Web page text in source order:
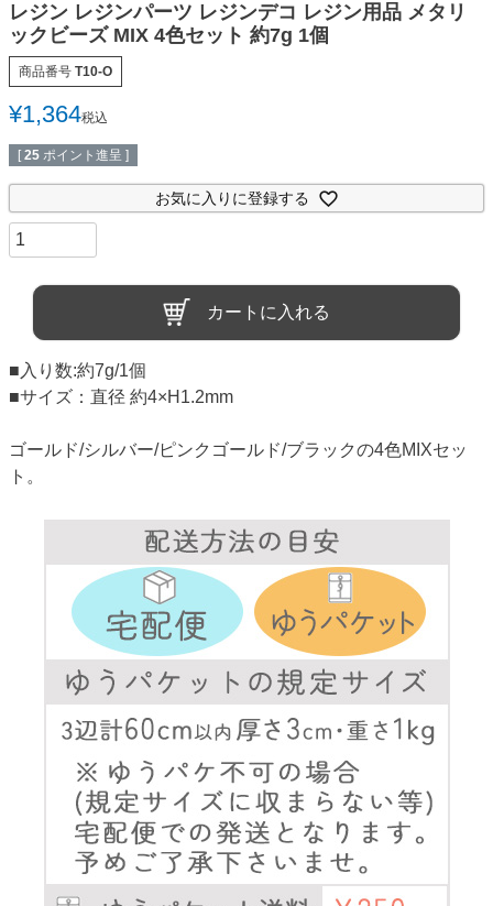
レジン レジンパーツ レジンデコ レジン用品 メタリ
ックビーズ MIX 4色セット 約7g 1個
商品番号 T10-O
¥1,364税込
[ 25 ポイント進呈 ]
お気に入りに登録する
カートに入れる
■入り数:約7g/1個
■サイズ：直径 約4×H1.2mm
ゴールド/シルバー/ピンクゴールド/ブラックの4色MIXセッ
ト。